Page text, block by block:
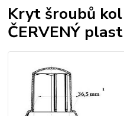
Kryt šroubů
ČERVENÝ plast